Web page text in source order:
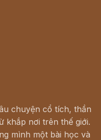
chuyện cổ tích, thần
khắp nơi trên thế giới.
mình một bài học và